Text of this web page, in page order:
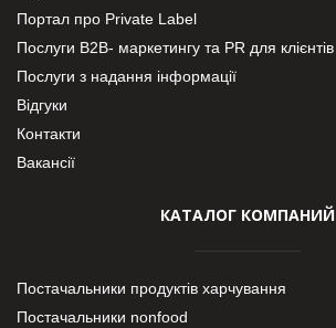
Портал про Private Label
Послуги В2В- маркетингу та PR для клієнтів
Послуги з надання інформації
Відгуки
Контакти
Вакансії
КАТАЛОГ КОМПАНИЙ
Постачальники продуктів харчування
Постачальники nonfood